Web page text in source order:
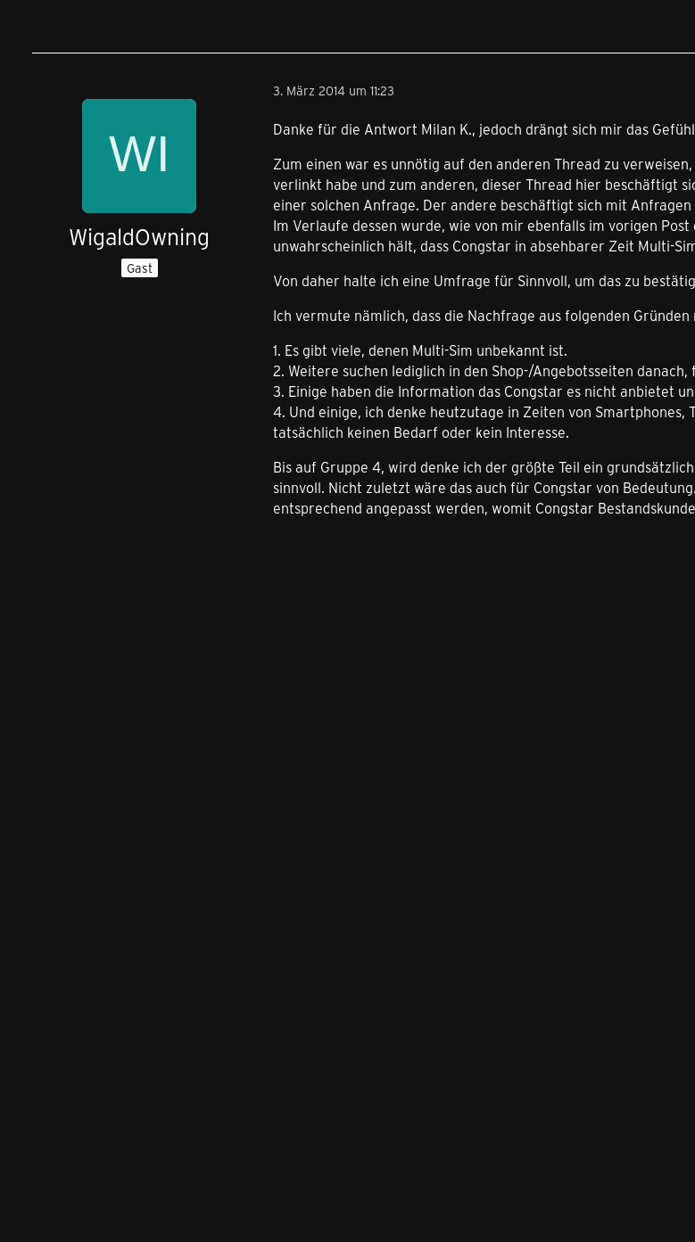
WigaldOwning
Gast
3. März 2014 um 11:23
Danke für die Antwort Milan K., jedoch drängt sich mir das
Zum einen war es unnötig auf den anderen Thread zu
verlinkt habe und zum anderen, dieser Thread hier beschäftigt
einer solchen Anfrage. Der andere beschäftigt sich mit
Im Verlaufe dessen wurde, wie von mir ebenfalls im vorigen
unwahrscheinlich hält, dass Congstar in absehbarer Zeit Multi-
Von daher halte ich eine Umfrage für Sinnvoll, um das zu
Ich vermute nämlich, dass die Nachfrage aus folgenden
1. Es gibt viele, denen Multi-Sim unbekannt ist.
2. Weitere suchen lediglich in den Shop-/Angebotsseiten
3. Einige haben die Information das Congstar es nicht anbietet
4. Und einige, ich denke heutzutage in Zeiten von
tatsächlich keinen Bedarf oder kein Interesse.
Bis auf Gruppe 4, wird denke ich der größte Teil ein
sinnvoll. Nicht zuletzt wäre das auch für Congstar von
entsprechend angepasst werden, womit Congstar